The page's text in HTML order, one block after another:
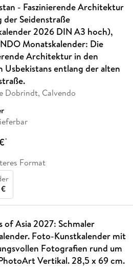
- Faszinierende Architektur
der Seidenstraße
2026 DIN A3 hoch),
Monatskalender: Die
Architektur in den
Usbekistans entlang der alten
Dobrindt, Calvendo
*
Format
of Asia 2027: Schmaler
Foto-Kunstkalender mit
Fotografien rund um
Vertikal. 28,5 x 69 cm.